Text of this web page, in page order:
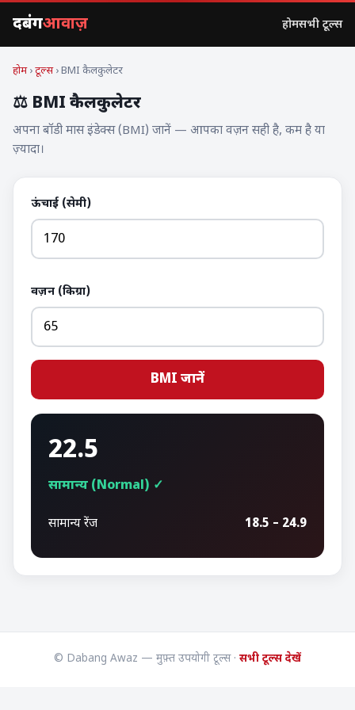
दबंगआवाज़ होमसभी टूल्स
होम›टूल्स› BMI कैलकुलेटर
⚖️ BMI कैलकुलेटर
अपना बॉडी मास इंडेक्स (BMI) जानें — आपका वज़न सही है, कम है या
ज़्यादा।
ऊंचाई (सेमी)
वज़न (किग्रा)
BMI जानें
22.5
सामान्य (Normal) ✓
सामान्य रेंज 18.5 – 24.9
© Dabang Awaz — मुफ़्त उपयोगी टूल्स · सभी टूल्स देखें